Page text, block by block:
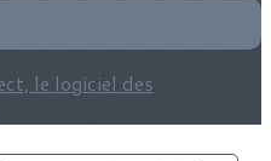
le logiciel des